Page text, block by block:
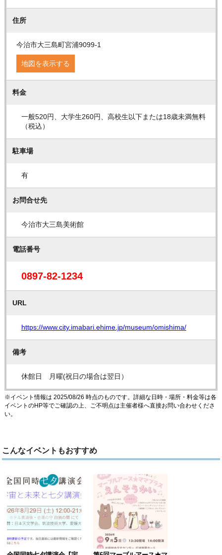
住所
今治市大三島町宮浦9099-1
地図を表示する
料金
一般520円、大学生260円、高校生以下または18歳未満無料
（税込）
駐車場
有
お問合せ先
今治市大三島美術館
電話番号
0897-82-1234
URL
https://www.city.imabari.ehime.jp/museum/omishima/
備考
休館日 月曜(祝日の場合は翌日）
※イベント情報は 2025/08/26 時点のものです。詳細な日時・場所・料金等は各
イベントのHP等でご確認の上、ご不明点は主催者様へ直接お問い合わせくださ
い。
こんなイベントもおすすめ